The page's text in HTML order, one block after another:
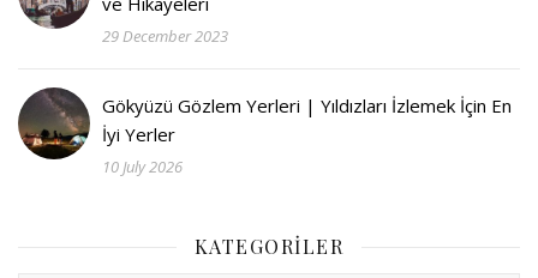
29 December 2023
Gökyüzü Gözlem Yerleri | Yıldızları İzlemek İçin En
İyi Yerler
10 July 2026
KATEGORILER